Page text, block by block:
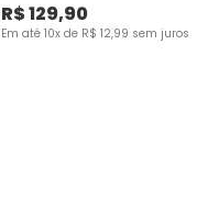
R$129,90
Em até 10x de R$ 12,99 sem juros